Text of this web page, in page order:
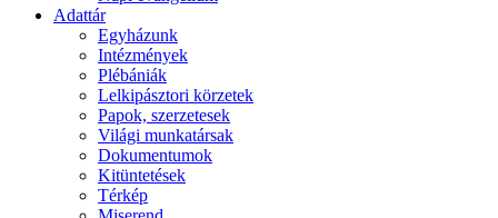
Adattár
Egyházunk
Intézmények
Plébániák
Lelkipásztori körzetek
Papok, szerzetesek
Világi munkatársak
Dokumentumok
Kitüntetések
Térkép